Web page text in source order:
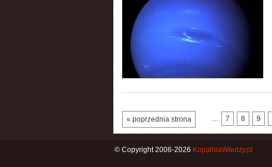
« poprzednia strona … 7 8 9
© Copyright 2006-2026 KopalniaWiedzy.pl